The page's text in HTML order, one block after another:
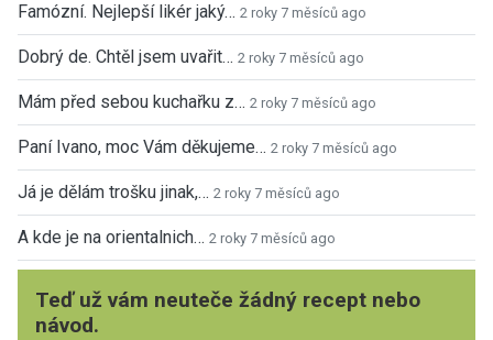
Famózní. Nejlepší likér jaký… 2 roky 7 měsíců ago
Dobrý de. Chtěl jsem uvařit… 2 roky 7 měsíců ago
Mám před sebou kuchařku z… 2 roky 7 měsíců ago
Paní Ivano, moc Vám děkujeme… 2 roky 7 měsíců ago
Já je dělám trošku jinak,… 2 roky 7 měsíců ago
A kde je na orientalnich… 2 roky 7 měsíců ago
Teď už vám neuteče žádný recept nebo
návod.